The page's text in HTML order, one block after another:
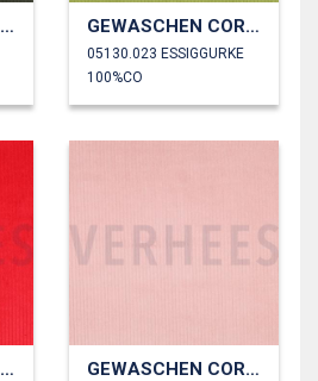
GEWASCHEN CORD 4.5W GEWASCHEN CORD 4.5W
05130.023 ESSIGGURKE
100%CO
GEWASCHEN CORD 4.5W GEWASCHEN CORD 4.5W